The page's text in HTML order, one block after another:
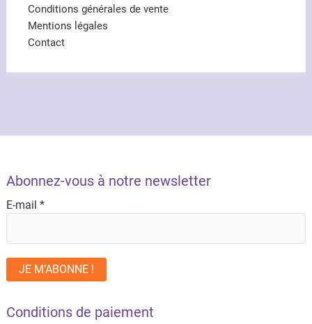
Conditions générales de vente
Mentions légales
Contact
Abonnez-vous à notre newsletter
E-mail *
Conditions de paiement